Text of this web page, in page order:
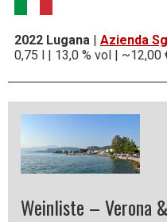
2022 Lugana | Azienda
0,75 l | 13,0 % vol | ~12,00
Weinliste – Verona